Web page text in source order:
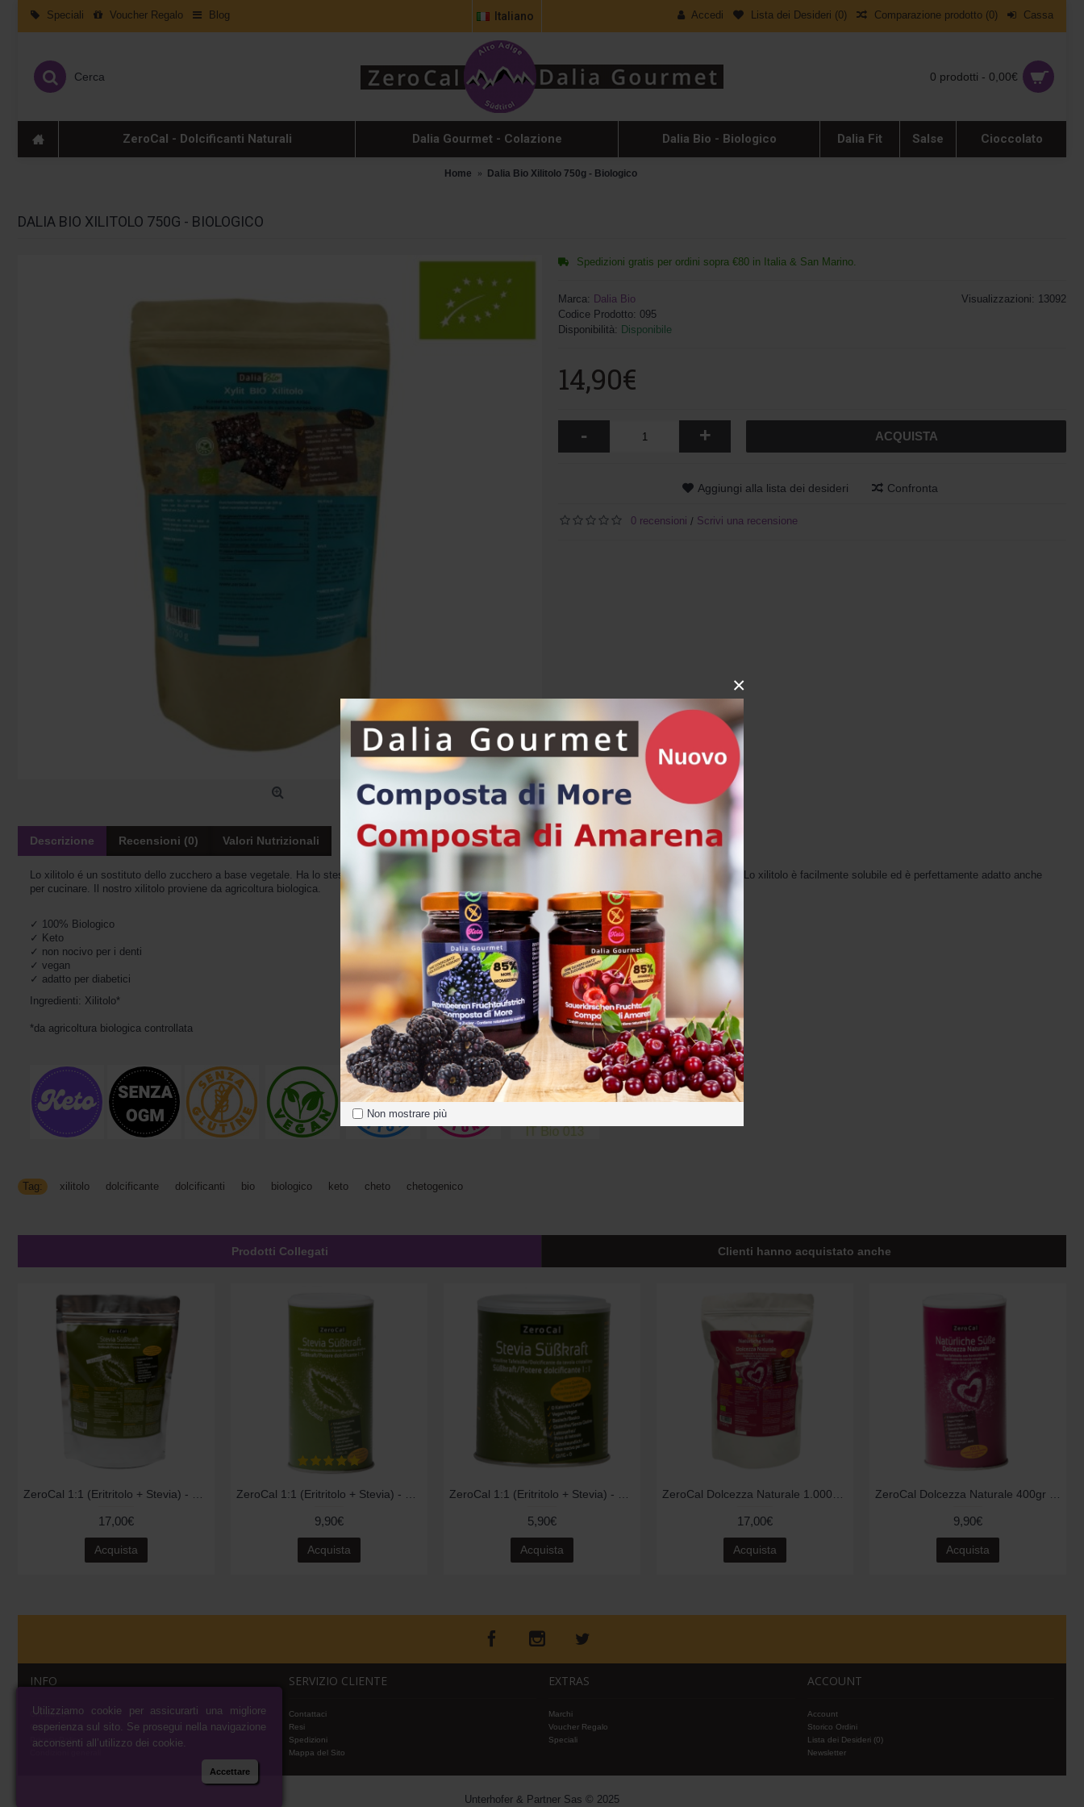
Non mostrare più
×
Speciali Voucher Regalo Blog Italiano Accedi Lista dei Desideri (0) Comparazione prodotto (0) Cassa
0 prodotti - 0,00€
ZeroCal - Dolcificanti Naturali Dalia Gourmet - Colazione Dalia Bio - Biologico Dalia Fit Salse Cioccolato
Home Dalia Bio Xilitolo 750g - Biologico
DALIA BIO XILITOLO 750G - BIOLOGICO
Spedizioni gratis per ordini sopra €80 in Italia & San Marino.
Visualizzazioni: 13092
Marca: Dalia Bio
Codice Prodotto: 095
Disponibilità: Disponibile
14,90€
- + ACQUISTA
Aggiungi alla lista dei desideri Confronta
0 recensioni / Scrivi una recensione
Descrizione Recensioni (0) Valori Nutrizionali
Lo xilitolo é un sostituto dello zucchero a base vegetale. Ha lo stesso potere dolcificante dello zucchero raffinato, ma contiene il 40% in meno di calorie. Lo xilitolo è facilmente solubile ed è perfettamente adatto anche
per cucinare. Il nostro xilitolo proviene da agricoltura biologica.
✓ 100% Biologico
✓ Keto
✓ non nocivo per i denti
✓ vegan
✓ adatto per diabetici
Ingredienti: Xilitolo*
*da agricoltura biologica controllata
Tag: xilitolo dolcificante dolcificanti bio biologico keto cheto chetogenico
Prodotti Collegati Clienti hanno acquistato anche
17,00€
Acquista
9,90€
Acquista
5,90€
Acquista
17,00€
Acquista
9,90€
Acquista
INFO
Chi siamo
Cookies Policy
Privacy Policy
SERVIZIO CLIENTE
Contattaci
Resi
Spedizioni
Mappa del Sito
EXTRAS
Marchi
Voucher Regalo
Speciali
ACCOUNT
Account
Storico Ordini
Lista dei Desideri (0)
Newsletter
Unterhofer & Partner Sas © 2025
Utilizziamo cookie per assicurarti una migliore
esperienza sul sito. Se prosegui nella navigazione
acconsenti all’utilizzo dei cookie.
Accettare